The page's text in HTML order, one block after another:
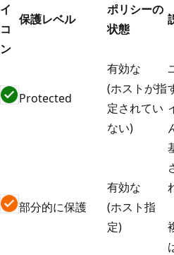
イ
コ
ン
保護レベル
ポリシーの
状態
Protected
有効な
(ホストが指
定されてい
ない)
部分的に保護
有効な
(ホスト指
定)